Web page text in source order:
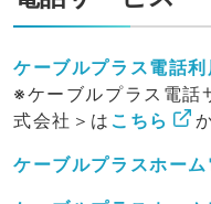
ケーブルプラス電話利
※ケーブルプラス電話
式会社＞は こちら
ケーブルプラスホー